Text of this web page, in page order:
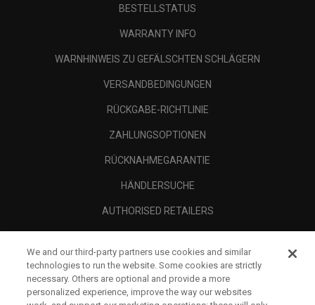
BESTELLSTATUS
WARRANTY INFO
WARNHINWEIS ZU GEFÄLSCHTEN SCHLÄGERN
VERSANDBEDINGUNGEN
RÜCKGABE-RICHTLINIE
ZAHLUNGSOPTIONEN
RÜCKNAHMEGARANTIE
HÄNDLERSUCHE
AUTHORISED RETAILERS
UNTERNEHMENSPROFIL
RECHTLICHES-
We and our third-party partners use cookies and similar
technologies to run the website. Some cookies are strictly
necessary. Others are optional and provide a more
personalized experience, improve the way our websites